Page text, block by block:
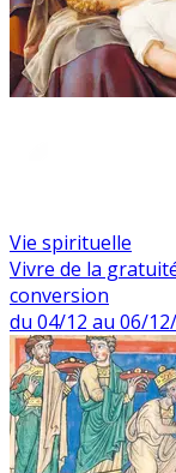
Vie spirituelle
Vivre de la
conversion
du 04/12 au 06/